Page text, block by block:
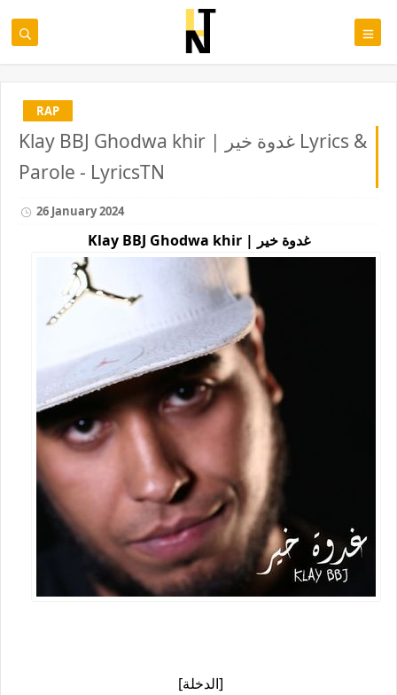
RAP
Klay BBJ Ghodwa khir | غدوة خير Lyrics &
Parole - LyricsTN
26 January 2024
Klay BBJ Ghodwa khir | غدوة خير
[الدخلة]